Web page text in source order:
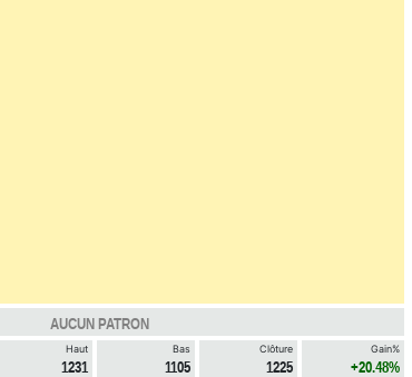
AUCUN PATRON
Haut
1231
Bas
1105
Clôture
1225
Gain%
+20.48%